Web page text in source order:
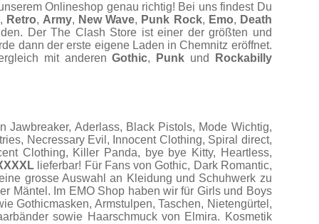
Onlineshop genau richtig! Bei uns findest Du
, Retro, Army, New Wave, Punk Rock, Emo, Death
Der The Clash Store ist einer der größten und
dann der erste eigene Laden in Chemnitz eröffnet.
mit anderenGothic, Punk und Rockabilly
Aderlass, Black Pistols, Mode Wichtig,
Necressary Evil, Innocent Clothing, Spiral direct,
Clothing, Killer Panda, bye bye Kitty, Heartless,
lieferbar! Für Fans von Gothic, Dark Romantic,
grosse Auswahl an Kleidung und Schuhwerk zu
Mäntel. Im EMO Shop haben wir für Girls und Boys
Gothicmasken, Armstulpen, Taschen, Nietengürtel,
sowie Haarschmuck von Elmira. Kosmetik